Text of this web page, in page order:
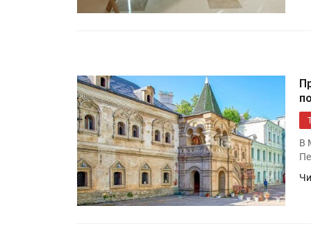
В
«Дубль В» расширяет
запущен в компании